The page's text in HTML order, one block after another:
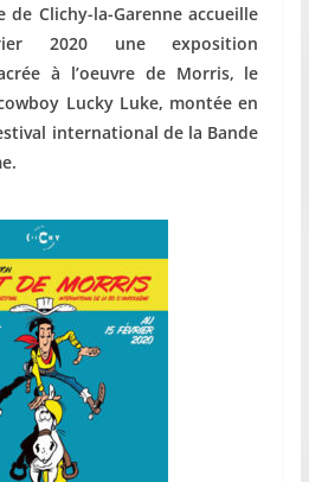
de Clichy-la-Garenne accueille
2020 une exposition
à l’oeuvre de Morris, le
Lucky Luke, montée en
international de la Bande